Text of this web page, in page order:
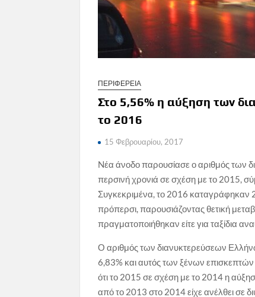
ΠΕΡΙΦΕΡΕΙΑ
Στο 5,56% η αύξηση των
το 2016
15 Φεβρουαρίου, 2017
Nέα άνοδο παρουσίασε ο αριθμός των
περσινή χρονιά σε σχέση με το 2015,
Συγκεκριμένα, το 2016 καταγράφηκαν
πρόπερσι, παρουσιάζοντας θετική
πραγματοποιήθηκαν είτε για ταξίδια
Ο αριθμός των διανυκτερεύσεων
6,83% και αυτός των ξένων
ότι το 2015 σε σχέση με το 2014 η
από το 2013 στο 2014 είχε ανέλθει σε